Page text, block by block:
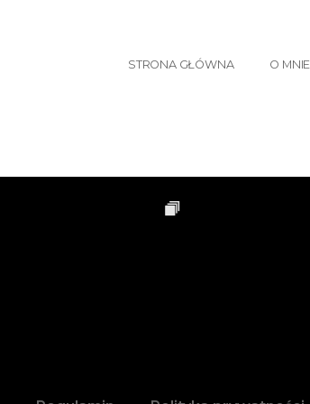
STRONA GŁÓWNA O MNIE